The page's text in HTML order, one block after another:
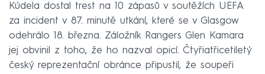
Kúdela dostal trest na 10 zápasů v soutěžích UEFA
za incident v 87. minutě utkání, které se v Glasgow
odehrálo 18. března. Záložník Rangers Glen Kamara
jej obvinil z toho, že ho nazval opicí. Čtyřiatřicetiletý
český reprezentační obránce připustil, že soupeři